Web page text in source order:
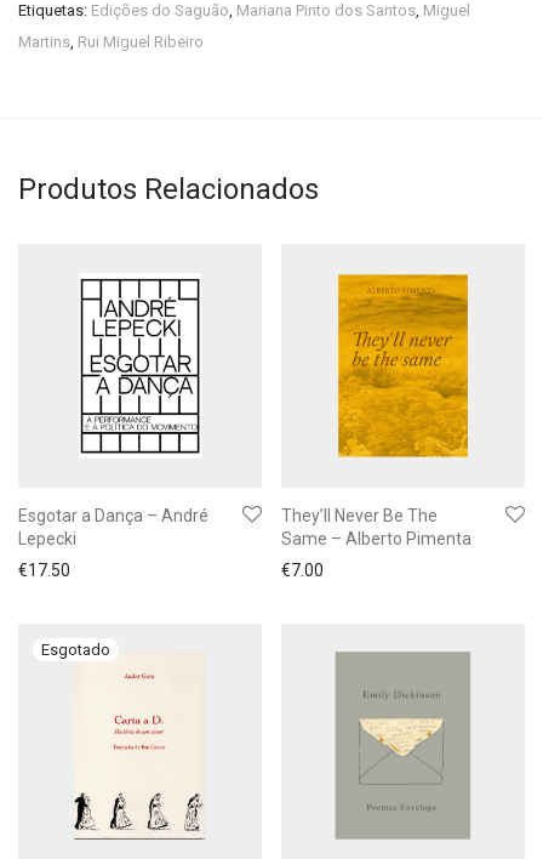
Etiquetas: Edições do Saguão, Mariana Pinto dos Santos, Miguel
Martins, Rui Miguel Ribeiro
Produtos Relacionados
Esgotar a Dança – André
Lepecki
€17.50
They’ll Never Be The
Same – Alberto Pimenta
€7.00